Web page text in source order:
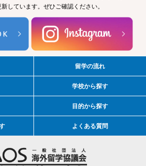
しています。ぜひご確認ください。
留学の流れ
学校から探す
目的から探す
よくある質問